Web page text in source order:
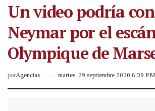
Un video podría
Neymar por el
Olympique de
porAgencias martes, 29 septiembre 2020 6:39 PM